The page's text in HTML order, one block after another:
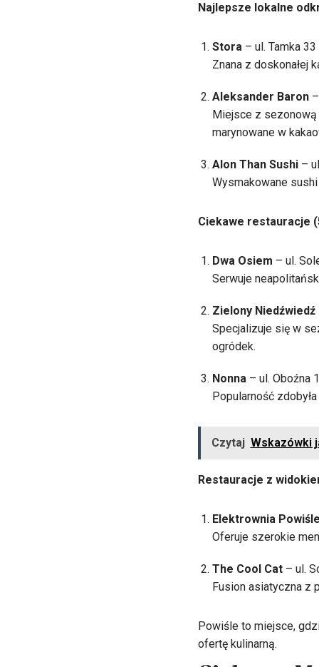
Najlepsze lokalne
Stora– ul. Tamka 33
Znana z doskonałej
Aleksander Baron–
Miejsce z sezonową
marynowane w
Alon Than Sushi–
Wysmakowane
Ciekawe restauracje
Dwa Osiem – ul.
Serwuje
Zielony Niedźwiedź
Specjalizuje się w
ogródek.
Nonna– ul. Oboźna
Popularność
Czytaj Wskazówki
Restauracje z
Elektrownia
Oferuje szerokie
The Cool Cat– ul.
Fusion asiatyczna z
Powiśle to miejsce,
ofertę kulinarną.